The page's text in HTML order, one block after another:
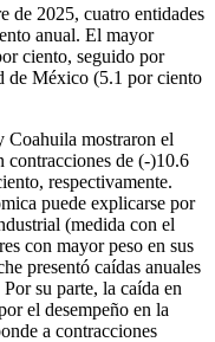
de 2025, cuatro entidades
anual. El mayor
ciento, seguido por
de México (5.1 por ciento
Coahuila mostraron el
contracciones de (-)10.6
respectivamente.
puede explicarse por
(medida con el
con mayor peso en sus
presentó caídas anuales
su parte, la caída en
el desempeño en la
a contracciones